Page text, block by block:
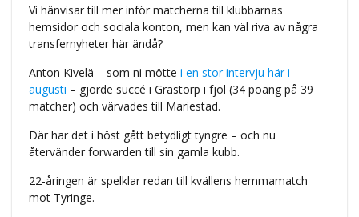
Vi hänvisar till mer inför matcherna till klubbarnas
hemsidor och sociala konton, men kan väl riva av några
transfernyheter här ändå?
Anton Kivelä – som ni mötte i en stor intervju här i
augusti – gjorde succé i Grästorp i fjol (34 poäng på 39
matcher) och värvades till Mariestad.
Där har det i höst gått betydligt tyngre – och nu
återvänder forwarden till sin gamla kubb.
22-åringen är spelklar redan till kvällens hemmamatch
mot Tyringe.